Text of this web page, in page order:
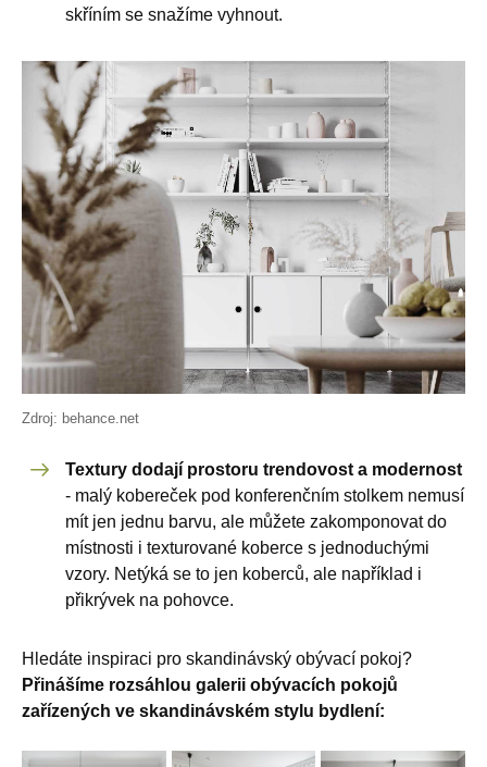
skříním se snažíme vyhnout.
Zdroj: behance.net
Textury dodají prostoru trendovost a modernost
- malý kobereček pod konferenčním stolkem nemusí
mít jen jednu barvu, ale můžete zakomponovat do
místnosti i texturované koberce s jednoduchými
vzory. Netýká se to jen koberců, ale například i
přikrývek na pohovce.
Hledáte inspiraci pro skandinávský obývací pokoj?
Přinášíme rozsáhlou galerii obývacích pokojů
zařízených ve skandinávském stylu bydlení: